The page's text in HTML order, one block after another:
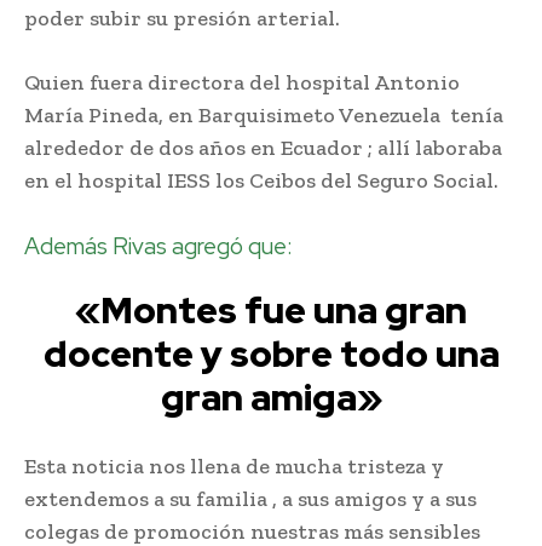
poder subir su presión arterial.
Quien fuera directora del hospital Antonio
María Pineda, en Barquisimeto Venezuela tenía
alrededor de dos años en Ecuador ; allí laboraba
en el hospital IESS los Ceibos del Seguro Social.
Además Rivas agregó que:
«Montes fue una gran
docente y sobre todo una
gran amiga»
Esta noticia nos llena de mucha tristeza y
extendemos a su familia , a sus amigos y a sus
colegas de promoción nuestras más sensibles